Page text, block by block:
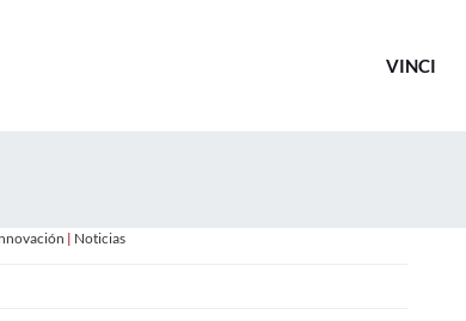
VINCI
| Noticias